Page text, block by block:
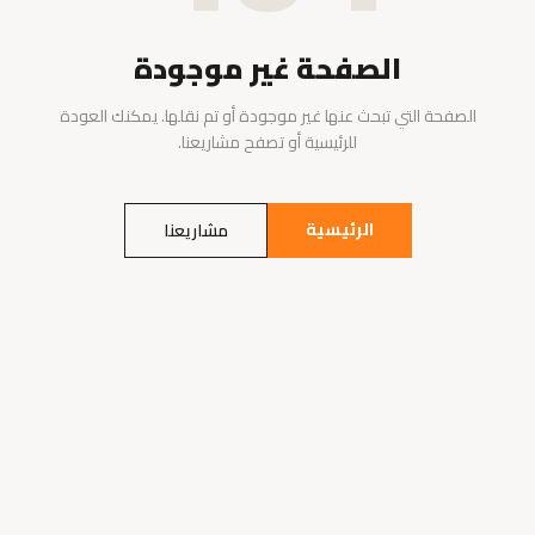
الصفحة غير موجودة
الصفحة التي تبحث عنها غير موجودة أو تم نقلها. يمكنك العودة
للرئيسية أو تصفح مشاريعنا.
الرئيسية مشاريعنا